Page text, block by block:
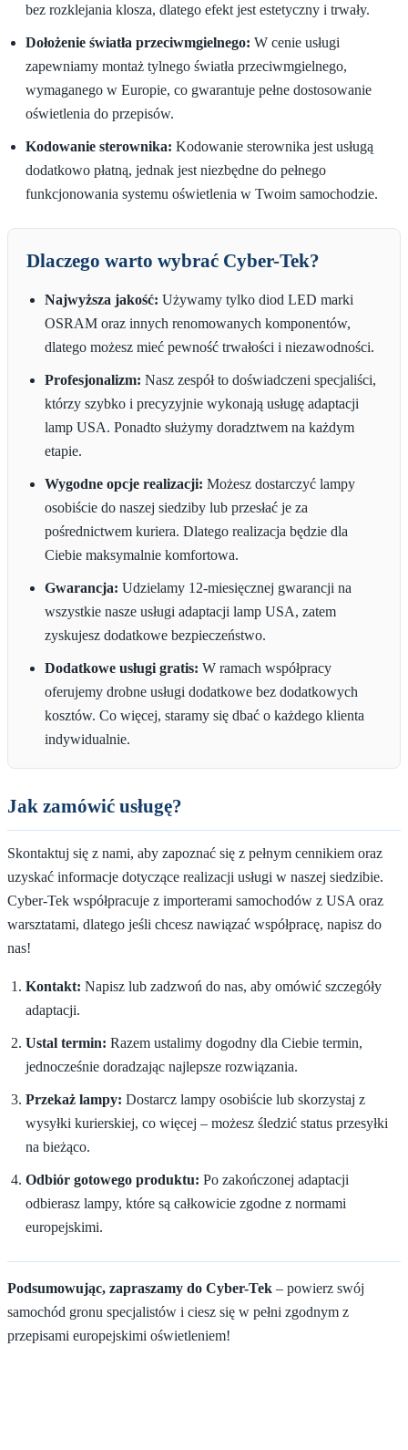
bez rozklejania klosza, dlatego efekt jest estetyczny i trwały.
Dołożenie światła przeciwmgielnego: W cenie usługi
zapewniamy montaż tylnego światła przeciwmgielnego,
wymaganego w Europie, co gwarantuje pełne dostosowanie
oświetlenia do przepisów.
Kodowanie sterownika: Kodowanie sterownika jest usługą
dodatkowo płatną, jednak jest niezbędne do pełnego
funkcjonowania systemu oświetlenia w Twoim samochodzie.
Dlaczego warto wybrać Cyber-Tek?
Najwyższa jakość: Używamy tylko diod LED marki
OSRAM oraz innych renomowanych komponentów,
dlatego możesz mieć pewność trwałości i niezawodności.
Profesjonalizm: Nasz zespół to doświadczeni specjaliści,
którzy szybko i precyzyjnie wykonają usługę adaptacji
lamp USA. Ponadto służymy doradztwem na każdym
etapie.
Wygodne opcje realizacji: Możesz dostarczyć lampy
osobiście do naszej siedziby lub przesłać je za
pośrednictwem kuriera. Dlatego realizacja będzie dla
Ciebie maksymalnie komfortowa.
Gwarancja: Udzielamy 12-miesięcznej gwarancji na
wszystkie nasze usługi adaptacji lamp USA, zatem
zyskujesz dodatkowe bezpieczeństwo.
Dodatkowe usługi gratis: W ramach współpracy
oferujemy drobne usługi dodatkowe bez dodatkowych
kosztów. Co więcej, staramy się dbać o każdego klienta
indywidualnie.
Jak zamówić usługę?
Skontaktuj się z nami, aby zapoznać się z pełnym cennikiem oraz
uzyskać informacje dotyczące realizacji usługi w naszej siedzibie.
Cyber-Tek współpracuje z importerami samochodów z USA oraz
warsztatami, dlatego jeśli chcesz nawiązać współpracę, napisz do
nas!
Kontakt: Napisz lub zadzwoń do nas, aby omówić szczegóły
adaptacji.
Ustal termin: Razem ustalimy dogodny dla Ciebie termin,
jednocześnie doradzając najlepsze rozwiązania.
Przekaż lampy: Dostarcz lampy osobiście lub skorzystaj z
wysyłki kurierskiej, co więcej – możesz śledzić status przesyłki
na bieżąco.
Odbiór gotowego produktu: Po zakończonej adaptacji
odbierasz lampy, które są całkowicie zgodne z normami
europejskimi.
Podsumowując, zapraszamy do Cyber-Tek – powierz swój
samochód gronu specjalistów i ciesz się w pełni zgodnym z
przepisami europejskimi oświetleniem!